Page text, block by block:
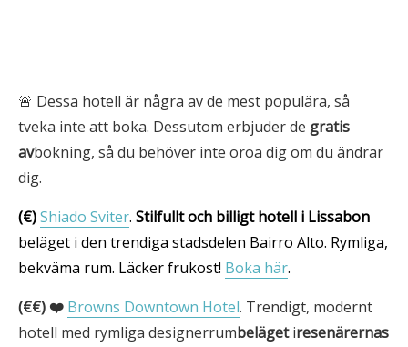
🚨 Dessa hotell är några av de mest populära, så
tveka inte att boka. Dessutom erbjuder de gratis
avbokning, så du behöver inte oroa dig om du ändrar
dig.
(€)Shiado Sviter. Stilfullt och billigt hotell i Lissabon
beläget i den trendiga stadsdelen Bairro Alto. Rymliga,
bekväma rum. Läcker frukost! Boka här.
(€€) ❤️ Browns Downtown Hotel. Trendigt, modernt
hotell med rymliga designerrumbelägetiresenärernas